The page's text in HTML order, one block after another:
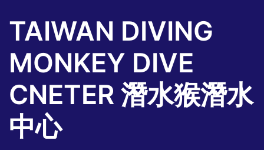
TAIWAN DIVING
MONKEY DIVE
CNETER 潛水猴潛水
中心